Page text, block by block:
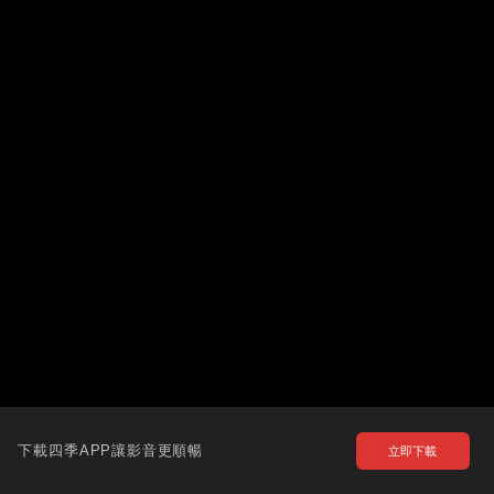
下載四季APP讓影音更順暢 立即下載